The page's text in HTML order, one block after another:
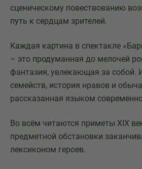
сценическому повествованию
путь к сердцам зрителей.
Каждая картина в спектакле
– это продуманная до мелочей
фантазия, увлекающая за собой.
семейств, история нравов и
рассказанная языком
Во всём читаются приметы XIX
предметной обстановки
лексиконом героев.